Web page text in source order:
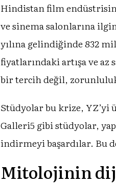
Hindistan film
ve sinema salonlarına
yılına gelindiğinde 832
fiyatlarındaki artışa ve
bir tercih değil,
Stüdyolar bu krize, YZ’yi
Galleri5 gibi stüdyolar,
indirmeyi başardılar. Bu
Mitolojinin